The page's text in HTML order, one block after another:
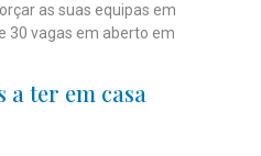
as suas equipas em
30 vagas em aberto em
a ter em casa